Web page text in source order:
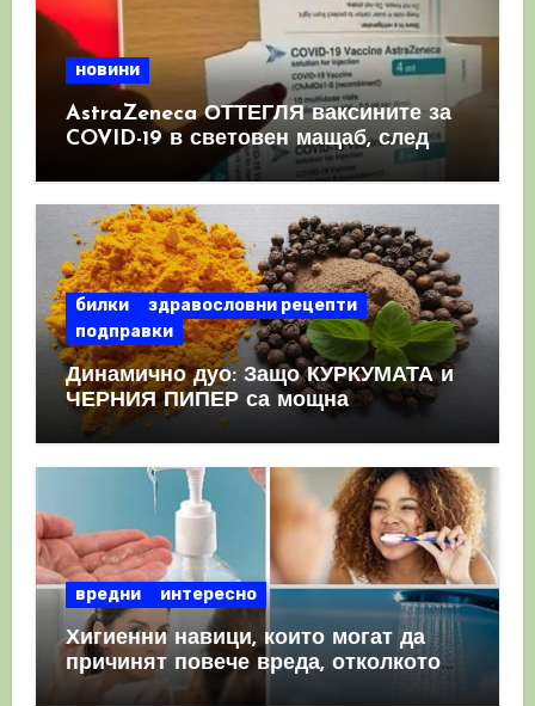
новини
AstraZeneca ОТТЕГЛЯ ваксините за
COVID-19 в световен мащаб, след
като призна, че те причиняват
билки
здравословни рецепти
подправки
Динамично дуо: Защо КУРКУМАТА и
ЧЕРНИЯ ПИПЕР са мощна
комбинация
вредни интересно
Хигиенни навици, които могат да
причинят повече вреда, отколкото
полза